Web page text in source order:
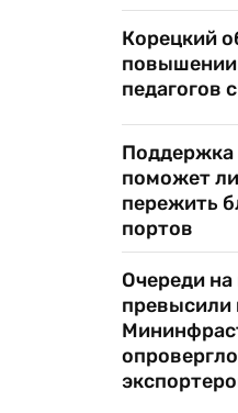
Корецкий
повышении
педагогов
Поддержка
поможет
пережить
портов
Очереди на
превысили